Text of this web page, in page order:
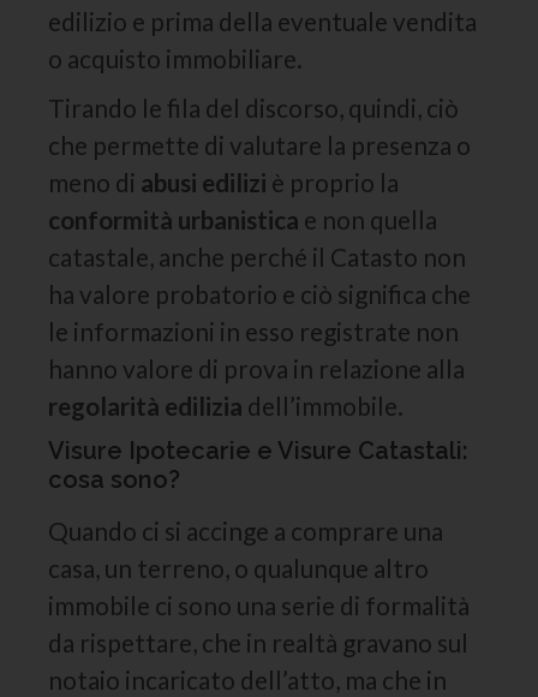
edilizio e prima della eventuale vendita
o acquisto immobiliare.
Tirando le fila del discorso, quindi, ciò
che permette di valutare la presenza o
meno di abusi edilizi è proprio la
conformità urbanistica e non quella
catastale, anche perché il Catasto non
ha valore probatorio e ciò significa che
le informazioni in esso registrate non
hanno valore di prova in relazione alla
regolarità edilizia dell’immobile.
Visure Ipotecarie e Visure Catastali:
cosa sono?
Quando ci si accinge a comprare una
casa, un terreno, o qualunque altro
immobile ci sono una serie di formalità
da rispettare, che in realtà gravano sul
notaio incaricato dell’atto, ma che in